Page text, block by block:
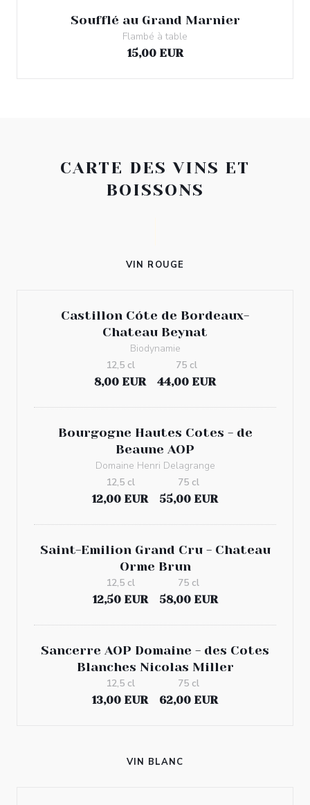
Soufflé au Grand Marnier
Flambé à table
15,00 EUR
CARTE DES VINS ET
BOISSONS
VIN ROUGE
Castillon Cóte de Bordeaux-
Chateau Beynat
Biodynamie
8,00 EUR
12,5 cl
44,00 EUR
75 cl
Bourgogne Hautes Cotes - de
Beaune AOP
Domaine Henri Delagrange
12,00 EUR
12,5 cl
55,00 EUR
75 cl
Saint-Emilion Grand Cru - Chateau
Orme Brun
12,50 EUR
12,5 cl
58,00 EUR
75 cl
Sancerre AOP Domaine - des Cotes
Blanches Nicolas Miller
13,00 EUR
12,5 cl
62,00 EUR
75 cl
VIN BLANC